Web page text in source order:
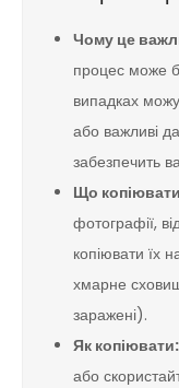
Чому це
процес може
випадках
або важливі
забезпечить
Що
фотографії,
копіювати їх
хмарне
заражені).
Як копіювати:
або